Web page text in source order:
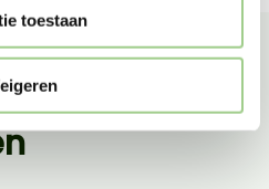
toestaan